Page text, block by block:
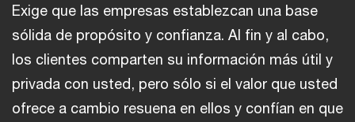
Exige que las empresas establezcan una base
sólida de propósito y confianza. Al fin y al cabo,
los clientes comparten su información más útil y
privada con usted, pero sólo si el valor que usted
ofrece a cambio resuena en ellos y confían en que